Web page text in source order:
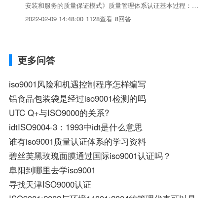
安装和服务的质量保证模式》质量管理体系认证基本过程：
1、申请：国家有认证中心，比如中经科环、中建协……等专
2022-02-09 14:48:00 1128查看 8回答
更多问答
iso9001风险和机遇控制程序怎样编写
铝食品包装袋是经过iso9001检测的吗
UTC Q+与ISO9000的关系?
idtISO9004-3：1993中idt是什么意思
谁有iso9001质量认证体系的学习资料
碧丝芙黑玫瑰面膜通过国际iso9001认证吗？
阜阳到哪里去学iso9001
寻找天津ISO9000认证